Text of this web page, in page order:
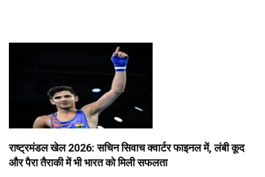
राष्ट्रमंडल खेल 2026: सचिन सिवाच क्वार्टर फाइनल में, लंबी कूद
और पैरा तैराकी में भी भारत को मिली सफलता